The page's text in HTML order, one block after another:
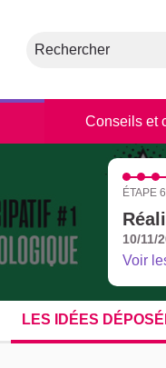
Rechercher
Conseils et
ÉTAPE
10/11/
Voir
LES IDÉES